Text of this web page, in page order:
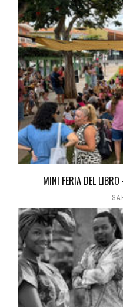
MINI FERIA DEL